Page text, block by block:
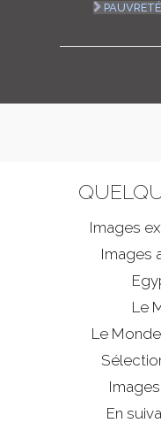
PAUVRETÉ
Images
Images
Le
Le
En